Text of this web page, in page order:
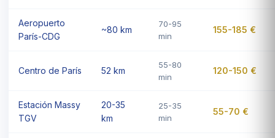
Aeropuerto
París-CDG
~80 km
70-95
min
155-185 €
Centro de París 52 km
55-80
min
120-150 €
Estación Massy
TGV
20-35
km
25-35
min
55-70 €